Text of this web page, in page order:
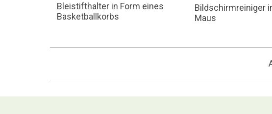
Bleistifthalter in Form eines
Basketballkorbs
Bildschirmreiniger
Maus